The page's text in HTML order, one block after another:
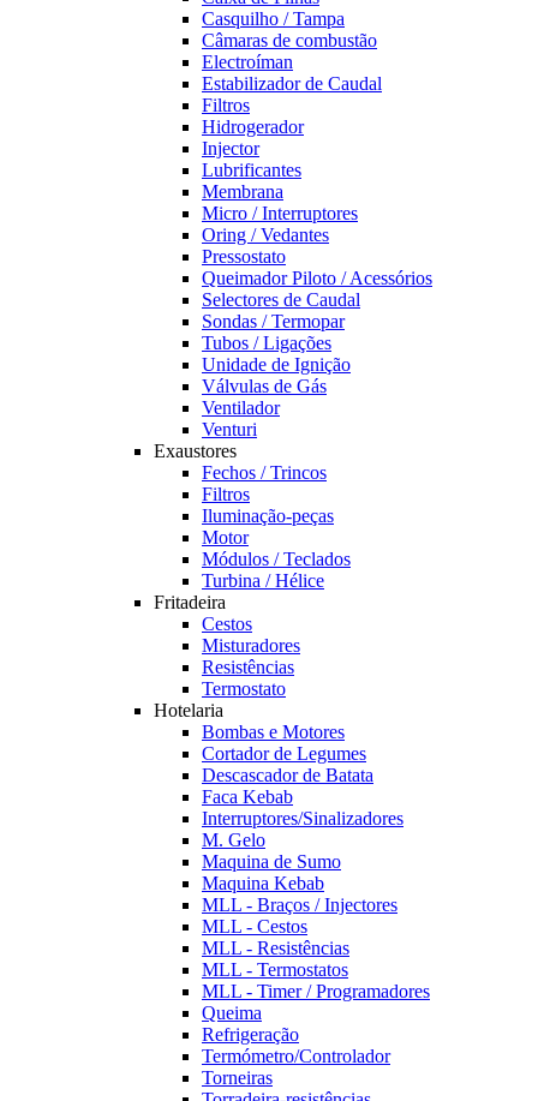
Casquilho / Tampa
Câmaras de combustão
Electroíman
Estabilizador de Caudal
Filtros
Hidrogerador
Injector
Lubrificantes
Membrana
Micro / Interruptores
Oring / Vedantes
Pressostato
Queimador Piloto / Acessórios
Selectores de Caudal
Sondas / Termopar
Tubos / Ligações
Unidade de Ignição
Válvulas de Gás
Ventilador
Venturi
Exaustores
Fechos / Trincos
Filtros
Iluminação-peças
Motor
Módulos / Teclados
Turbina / Hélice
Fritadeira
Cestos
Misturadores
Resistências
Termostato
Hotelaria
Bombas e Motores
Cortador de Legumes
Descascador de Batata
Faca Kebab
Interruptores/Sinalizadores
M. Gelo
Maquina de Sumo
Maquina Kebab
MLL - Braços / Injectores
MLL - Cestos
MLL - Resistências
MLL - Termostatos
MLL - Timer / Programadores
Queima
Refrigeração
Termómetro/Controlador
Torneiras